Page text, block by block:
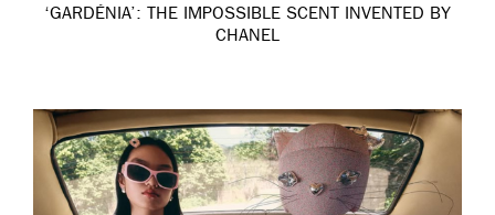
‘GARDÉNIA’: THE IMPOSSIBLE SCENT INVENTED BY
CHANEL